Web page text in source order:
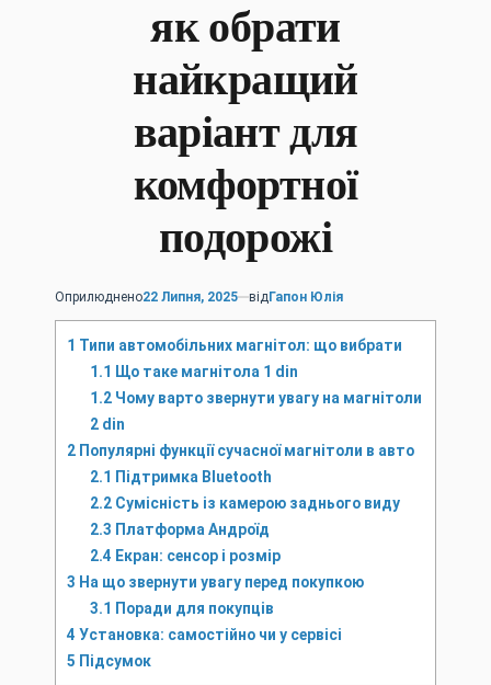
як обрати
найкращий
варіант для
комфортної
подорожі
Оприлюднено22 Липня, 2025 відГапон Юлія
1 Типи автомобільних магнітол: що вибрати
1.1 Що таке магнітола 1 din
1.2Чому варто звернути увагу на магнітоли
2 din
2 Популярні функції сучасної магнітоли в авто
2.1 Підтримка Bluetooth
2.2Сумісність із камерою заднього виду
2.3 Платформа Андроїд
2.4 Екран: сенсор і розмір
3 На що звернути увагу перед покупкою
3.1 Поради для покупців
4 Установка: самостійно чи у сервісі
5 Підсумок